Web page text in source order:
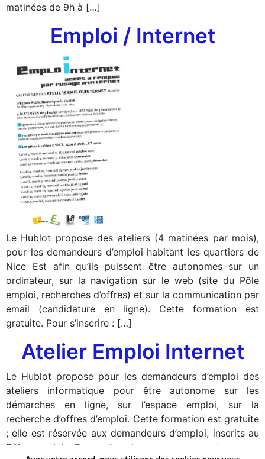
matinées de 9h à […]
Emploi / Internet
Le Hublot propose des ateliers (4 matinées par mois),
pour les demandeurs d’emploi habitant les quartiers de
Nice Est afin qu’ils puissent être autonomes sur un
ordinateur, sur la navigation sur le web (site du Pôle
emploi, recherches d’offres) et sur la communication par
email (candidature en ligne). Cette formation est
gratuite. Pour s’inscrire : […]
Atelier Emploi Internet
Le Hublot propose pour les demandeurs d’emploi des
ateliers informatique pour être autonome sur les
démarches en ligne, sur l’espace emploi, sur la
recherche d’offres d’emploi. Cette formation est gratuite
; elle est réservée aux demandeurs d’emploi, inscrits au
Pôle emploi. Pour s’inscrire : envoyer votre nom,